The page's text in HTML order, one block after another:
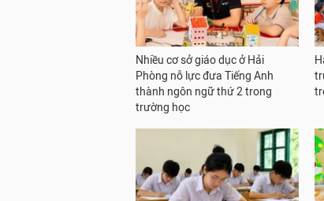
Nhiều cơ sở giáo dục ở Hải
Phòng nỗ lực đưa Tiếng Anh
thành ngôn ngữ thứ 2 trong
trường học